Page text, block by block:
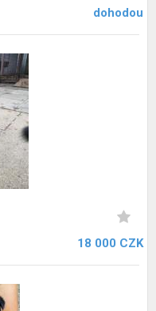
dohodou
18 000 CZK